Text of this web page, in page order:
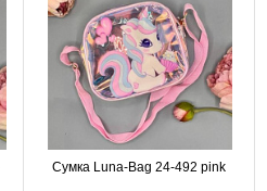
Сумка Luna-Bag 24-492 pink